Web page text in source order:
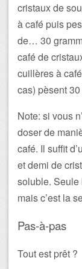
cristaux de
à café puis
de… 30
café de
cuillères à
cas) pèsent
Note: si vous
doser de
café. Il suffit
et demi de
soluble. Seule
mais c’est la
Pas-à-pas
Tout est prêt ?